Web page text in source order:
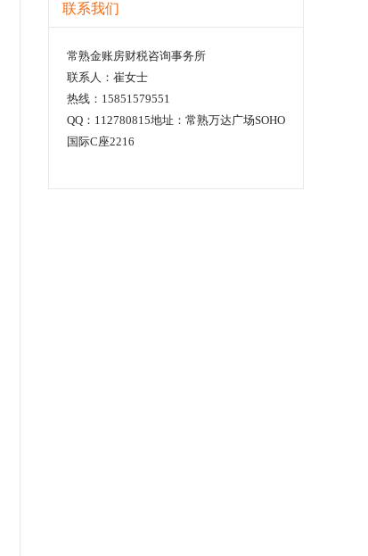
联系我们
常熟金账房财税咨询事务所
联系人：崔女士
热线：15851579551
QQ：112780815地址：常熟万达广场SOHO
国际C座2216